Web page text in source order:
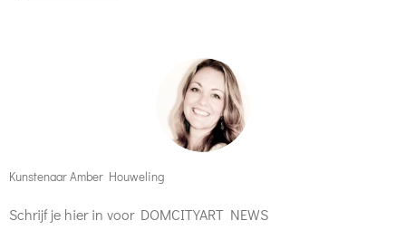
Kunstenaar Amber Houweling
Schrijf je hier in voor DOMCITYART NEWS